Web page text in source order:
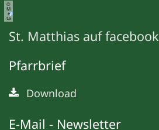
©
M
e
ta
St. Matthias auf facebook
Pfarrbrief
Download
E-Mail - Newsletter